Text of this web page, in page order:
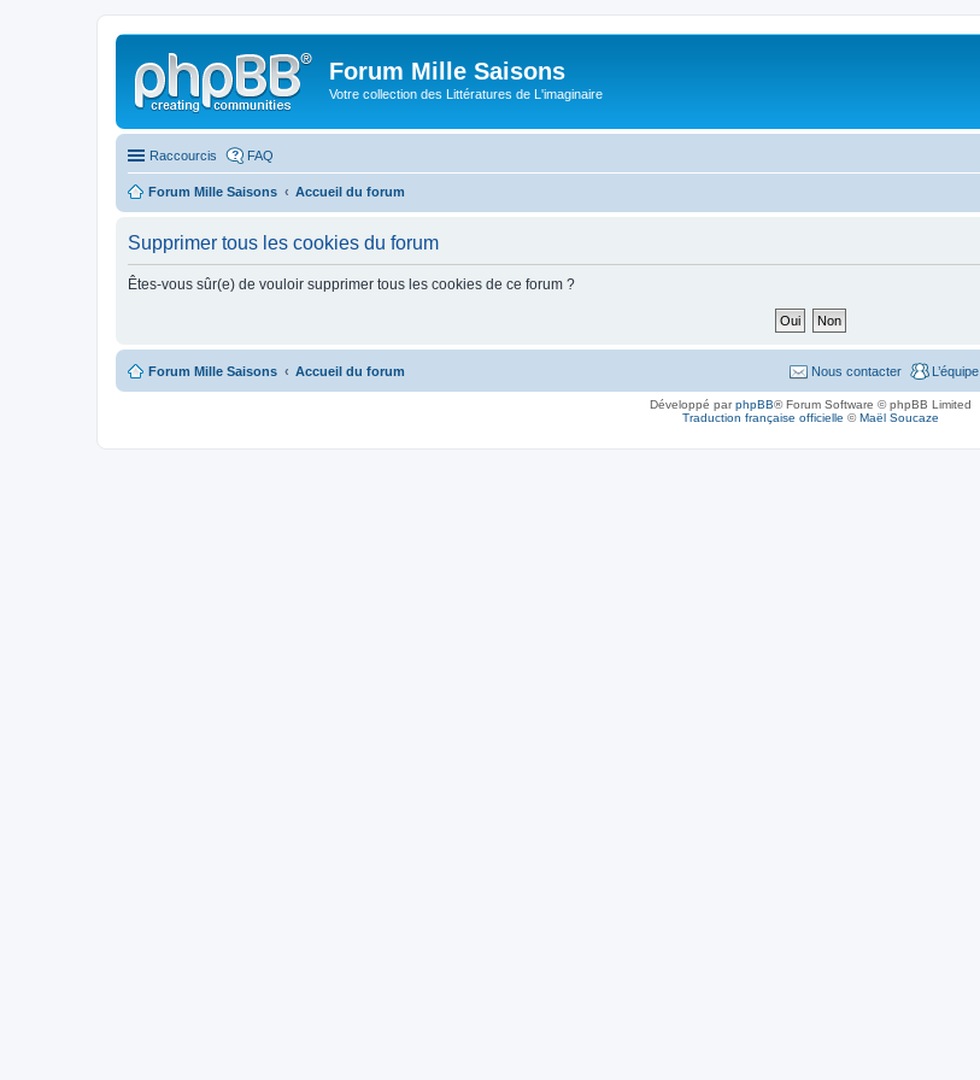
Forum Mille Saisons
Votre collection des Littératures de L'imaginaire
Raccourcis FAQ
Forum Mille Saisons Accueil du forum
Supprimer tous les cookies du forum
Êtes-vous sûr(e) de vouloir supprimer tous les cookies de ce forum ?
Forum Mille Saisons Accueil du forum L’équipe
Nous contacter
Développé parphpBB® Forum Software © phpBB Limited
Traduction française officielle ©Maël Soucaze